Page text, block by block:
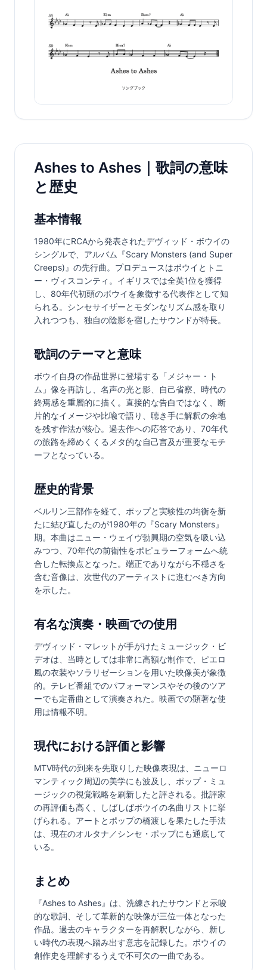
Ashes to Ashes｜歌詞の意味
と歴史
基本情報
1980年にRCAから発表されたデヴィッド・ボウイの
シングルで、アルバム『Scary Monsters (and Super
Creeps)』の先行曲。プロデュースはボウイとトニ
ー・ヴィスコンティ。イギリスでは全英1位を獲得
し、80年代初頭のボウイを象徴する代表作として知
られる。シンセサイザーとモダンなリズム感を取り
入れつつも、独自の陰影を宿したサウンドが特長。
歌詞のテーマと意味
ボウイ自身の作品世界に登場する「メジャー・ト
ム」像を再訪し、名声の光と影、自己省察、時代の
終焉感を重層的に描く。直接的な告白ではなく、断
片的なイメージや比喩で語り、聴き手に解釈の余地
を残す作法が核心。過去作への応答であり、70年代
の旅路を締めくくるメタ的な自己言及が重要なモチ
ーフとなっている。
歴史的背景
ベルリン三部作を経て、ポップと実験性の均衡を新
たに結び直したのが1980年の『Scary Monsters』
期。本曲はニュー・ウェイヴ勃興期の空気を吸い込
みつつ、70年代の前衛性をポピュラーフォームへ統
合した転換点となった。端正でありながら不穏さを
含む音像は、次世代のアーティストに進むべき方向
を示した。
有名な演奏・映画での使用
デヴィッド・マレットが手がけたミュージック・ビ
デオは、当時としては非常に高額な制作で、ピエロ
風の衣装やソラリゼーションを用いた映像美が象徴
的。テレビ番組でのパフォーマンスやその後のツア
ーでも定番曲として演奏された。映画での顕著な使
用は情報不明。
現代における評価と影響
MTV時代の到来を先取りした映像表現は、ニューロ
マンティック周辺の美学にも波及し、ポップ・ミュ
ージックの視覚戦略を刷新したと評される。批評家
の再評価も高く、しばしばボウイの名曲リストに挙
げられる。アートとポップの橋渡しを果たした手法
は、現在のオルタナ／シンセ・ポップにも通底して
いる。
まとめ
『Ashes to Ashes』は、洗練されたサウンドと示唆
的な歌詞、そして革新的な映像が三位一体となった
作品。過去のキャラクターを再解釈しながら、新し
い時代の表現へ踏み出す意志を記録した。ボウイの
創作史を理解するうえで不可欠の一曲である。